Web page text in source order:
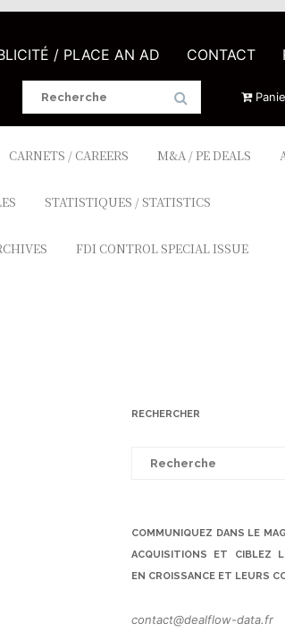
/ PLACE AN AD CONTACT
Search
CARNETS / CAREERS M&A / PE DEALS
STATISTIQUES / STATISTICS
FDI CONTROL SPECIAL ISSUE
RECHERCHER
COMMUNIQUEZ DANS LE
ACQUISITIONS ET CIBLEZ
EN CROISSANCE ET LEURS
contact@dealflow-data.fr